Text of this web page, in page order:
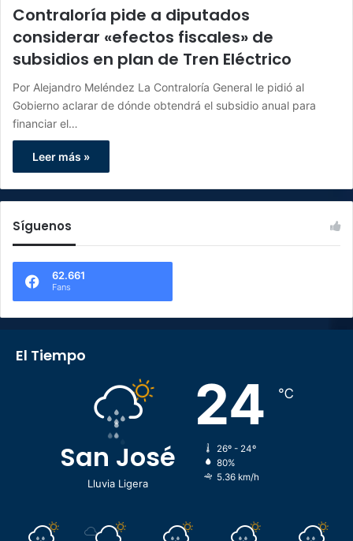
Contraloría pide a diputados
considerar «efectos fiscales» de
subsidios en plan de Tren Eléctrico
Por Alejandro Meléndez La Contraloría General le pidió al
Gobierno aclarar de dónde obtendrá el subsidio anual para
financiar el…
Leer más »
Síguenos
62.661
Fans
El Tiempo
San José
Lluvia Ligera
24 ℃
26º - 24º
80%
5.36 km/h